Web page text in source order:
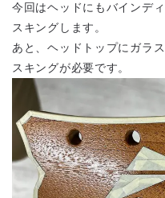
今回はヘッドにもバインデ
スキングします。
あと、ヘッドトップにガラ
スキングが必要です。